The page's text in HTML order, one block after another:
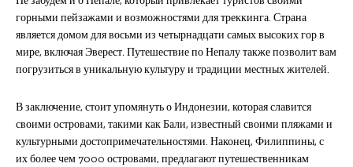
горными пейзажами и возможностями для треккинга. Страна
является домом для восьми из четырнадцати самых высоких гор в
мире, включая Эверест. Путешествие по Непалу также позволит вам
погрузиться в уникальную культуру и традиции местных жителей.
В заключение, стоит упомянуть о Индонезии, которая славится
своими островами, такими как Бали, известный своими пляжами и
культурными достопримечательностями. Наконец, Филиппины, с
их более чем 7000 островами, предлагают путешественникам